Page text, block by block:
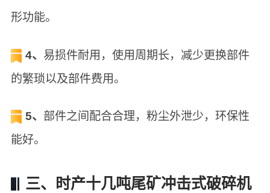
形功能。
4、 易损件耐用，使用周期长，减少更换部件
的繁琐以及部件费用。
5、 部件之间配合合理，粉尘外泄少，环保性
能好。
三、时产十几吨尾矿冲击式破碎机